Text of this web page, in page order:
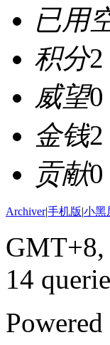
已用
积分2
威望0
金钱2
贡献0
Archiver|手机版|小黑
GMT+8,
14